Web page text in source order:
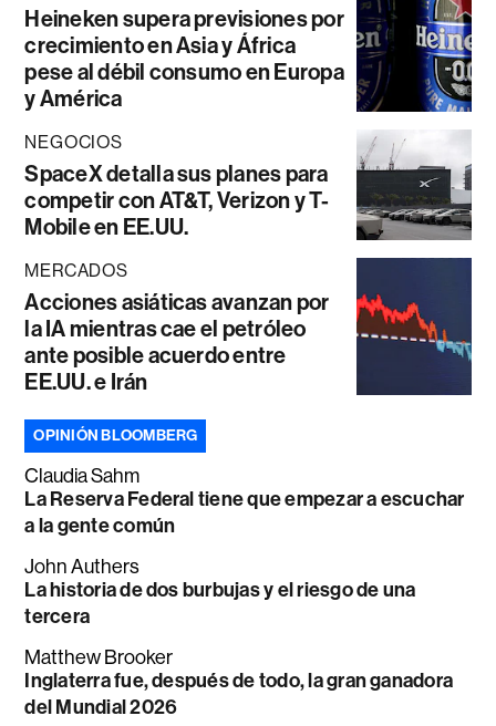
Heineken supera previsiones por
crecimiento en Asia y África
pese al débil consumo en Europa
y América
NEGOCIOS
SpaceX detalla sus planes para
competir con AT&T, Verizon y T-
Mobile en EE.UU.
MERCADOS
Acciones asiáticas avanzan por
la IA mientras cae el petróleo
ante posible acuerdo entre
EE.UU. e Irán
OPINIÓN BLOOMBERG
Claudia Sahm
La Reserva Federal tiene que empezar a escuchar
a la gente común
John Authers
La historia de dos burbujas y el riesgo de una
tercera
Matthew Brooker
Inglaterra fue, después de todo, la gran ganadora
del Mundial 2026